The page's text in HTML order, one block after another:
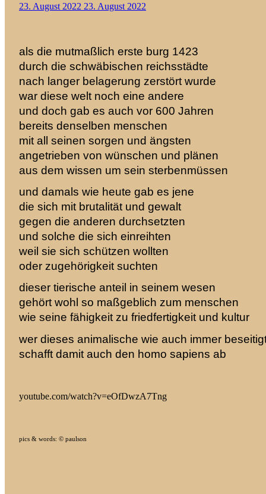
23. August 2022 23. August 2022
als die mutmaßlich erste burg 1423
durch die schwäbischen reichsstädte
nach langer belagerung zerstört wurde
war diese welt noch eine andere
und doch gab es auch vor 600 Jahren
bereits denselben menschen
mit all seinen sorgen und ängsten
angetrieben von wünschen und plänen
aus dem wissen um sein sterbenmüssen
und damals wie heute gab es jene
die sich mit brutalität und gewalt
gegen die anderen durchsetzten
und solche die sich einreihten
weil sie sich schützen wollten
oder zugehörigkeit suchten
dieser tierische anteil in seinem wesen
gehört wohl so maßgeblich zum menschen
wie seine fähigkeit zu friedfertigkeit und kultur
wer dieses animalische wie auch immer
schafft damit auch den homo sapiens ab
youtube.com/watch?v=eOfDwzA7Tng
pics & words: © paulson